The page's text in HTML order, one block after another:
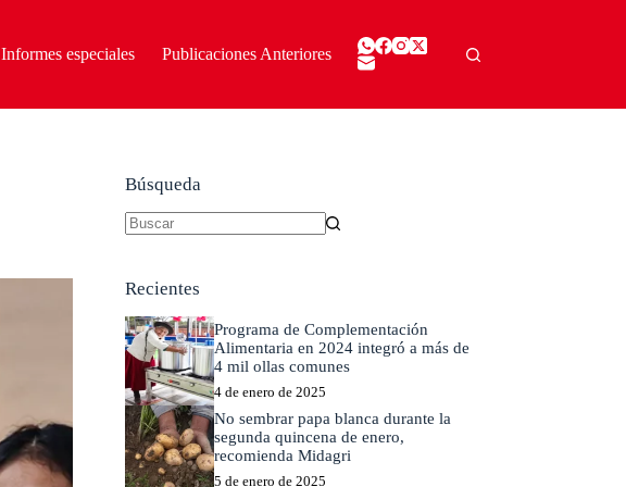
Informes especiales Publicaciones Anteriores
Búsqueda
Recientes
Programa de Complementación
Alimentaria en 2024 integró a más de
4 mil ollas comunes
4 de enero de 2025
No sembrar papa blanca durante la
segunda quincena de enero,
recomienda Midagri
5 de enero de 2025